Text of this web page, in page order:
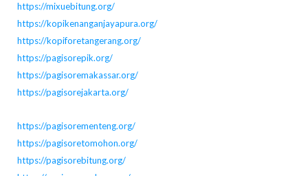
https://mixuebitung.org/
https://kopikenanganjayapura.org/
https://kopiforetangerang.org/
https://pagisorepik.org/
https://pagisoremakassar.org/
https://pagisorejakarta.org/
https://pagisorementeng.org/
https://pagisoretomohon.org/
https://pagisorebitung.org/